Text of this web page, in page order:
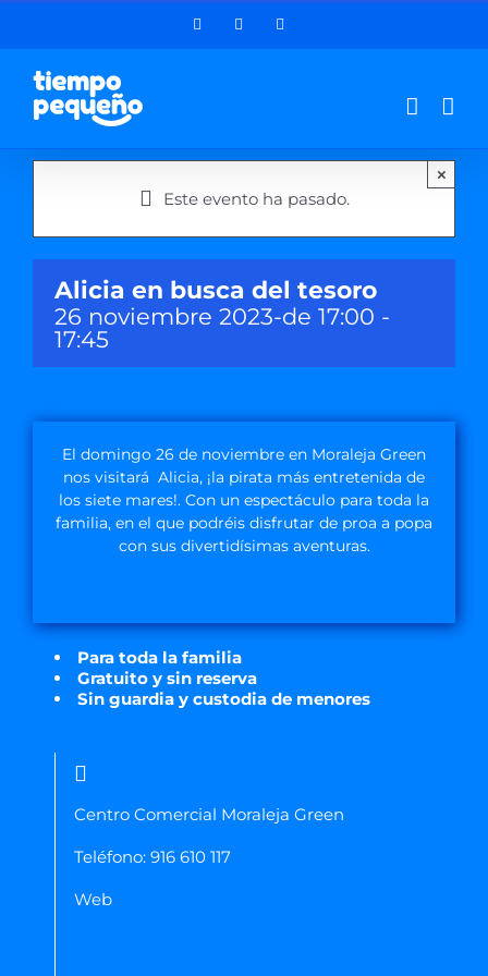
Saltar
contenido
FacebookInstagram
Este evento ha pasado.
×
Alicia en busca del tesoro
26 noviembre 2023-de 17:00 -
17:45
El domingo 26 de noviembre en Moraleja Green
nos visitará Alicia, ¡la pirata más entretenida de
los siete mares!. Con un espectáculo para toda la
familia, en el que podréis disfrutar de proa a popa
con sus divertidísimas aventuras.
Para toda la familia
Gratuito y sin reserva
Sin guardia y custodia de menores
Centro Comercial Moraleja Green
Teléfono: 916 610 117
Web